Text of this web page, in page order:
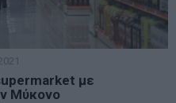
με
Μύκονο